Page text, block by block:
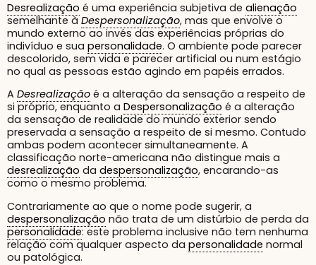
Desrealização é uma experiência subjetiva de alienação
semelhante à Despersonalização, mas que envolve o
mundo externo ao invés das experiências próprias do
indivíduo e sua personalidade. O ambiente pode parecer
descolorido, sem vida e parecer artificial ou num estágio
no qual as pessoas estão agindo em papéis errados.
A Desrealização é a alteração da sensação a respeito de
si próprio, enquanto a Despersonalização é a alteração
da sensação de realidade do mundo exterior sendo
preservada a sensação a respeito de si mesmo. Contudo
ambas podem acontecer simultaneamente. A
classificação norte-americana não distingue mais a
desrealização da despersonalização, encarando-as
como o mesmo problema.
Contrariamente ao que o nome pode sugerir, a
despersonalização não trata de um distúrbio de perda da
personalidade: este problema inclusive não tem nenhuma
relação com qualquer aspecto da personalidade normal
ou patológica.